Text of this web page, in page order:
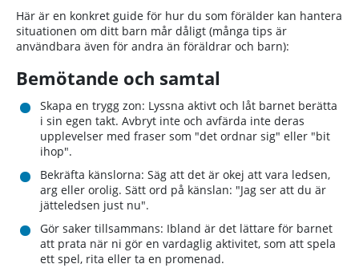
Här är en konkret guide för hur du som förälder kan hantera
situationen om ditt barn mår dåligt (många tips är
användbara även för andra än föräldrar och barn):
Bemötande och samtal
Skapa en trygg zon: Lyssna aktivt och låt barnet berätta
i sin egen takt. Avbryt inte och avfärda inte deras
upplevelser med fraser som "det ordnar sig" eller "bit
ihop".
Bekräfta känslorna: Säg att det är okej att vara ledsen,
arg eller orolig. Sätt ord på känslan: "Jag ser att du är
jätteledsen just nu".
Gör saker tillsammans: Ibland är det lättare för barnet
att prata när ni gör en vardaglig aktivitet, som att spela
ett spel, rita eller ta en promenad.